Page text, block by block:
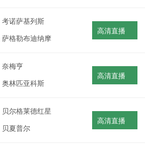
考诺萨基列斯
萨格勒布迪纳摩
高清直播
奈梅亨
奥林匹亚科斯
高清直播
贝尔格莱德红星
贝夏普尔
高清直播